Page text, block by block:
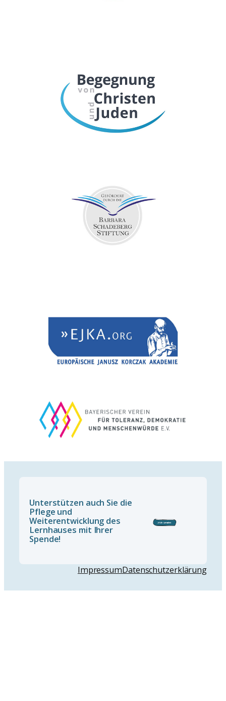
Unterstützen auch Sie die
Pflege und
Weiterentwicklung des
Lernhauses mit Ihrer
Spende!
ImpressumDatenschutzerklärung